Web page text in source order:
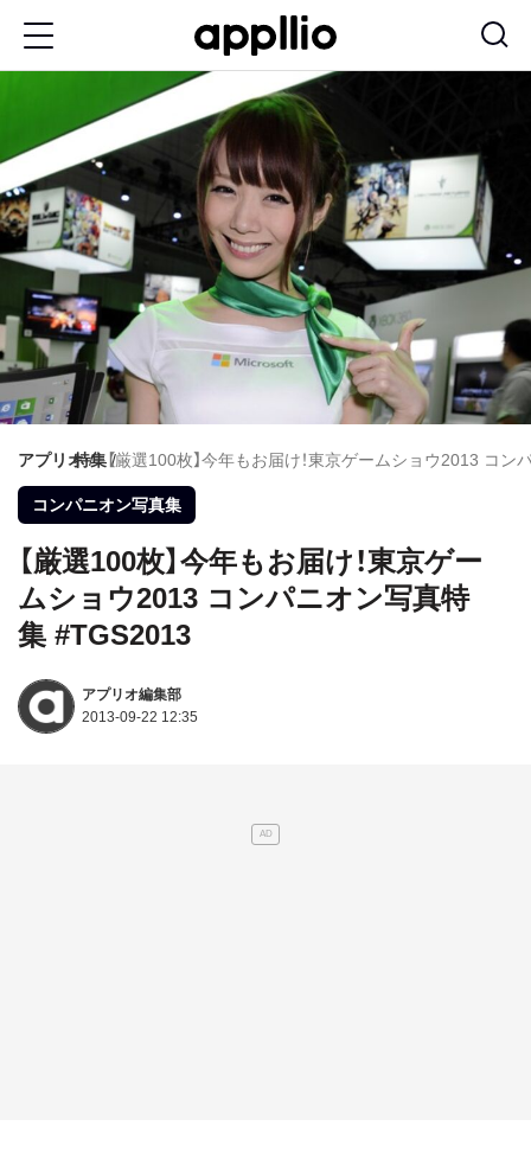
ン
テ
に
移
動
アプリオ特集【厳選100枚】今年もお届け！東京ゲームショウ2013 コ
コンパニオン写真集
【厳選100枚】今年もお届け！東京ゲー
ムショウ2013 コンパニオン写真特
集 #TGS2013
アプリオ編集部
2013-09-22 12:35